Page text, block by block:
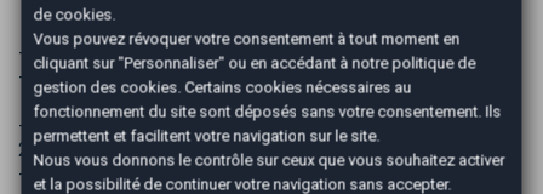
- suivi entretien , double de clés
-aucun frais a prévoir-
- DISTRIBUTION PAR COURROIE SECHE ( 10ANS OU
200000 KMS) -
- ECHEANCE VIDANGE : 1AN / 15 000 KMS
de cookies.
Vous pouvez révoquer votre consentement à tout moment en
cliquant sur "Personnaliser" ou en accédant à notre politique de
gestion des cookies. Certains cookies nécessaires au
fonctionnement du site sont déposés sans votre consentement. Ils
permettent et facilitent votre navigation sur le site.
Nous vous donnons le contrôle sur ceux que vous souhaitez activer
et la possibilité de continuer votre navigation sans accepter.